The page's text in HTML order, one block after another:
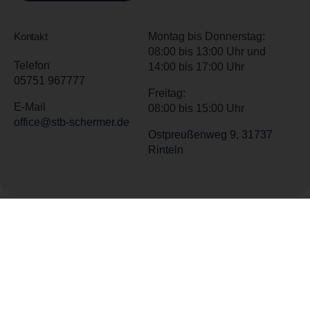
Kontakt
Telefon
05751 967777
E-Mail
office@stb-schermer.de
Montag bis Donnerstag:
08:00 bis 13:00 Uhr und
14:00 bis 17:00 Uhr
Freitag:
08:00 bis 15:00 Uhr
Ostpreußenweg 9, 31737
Rinteln